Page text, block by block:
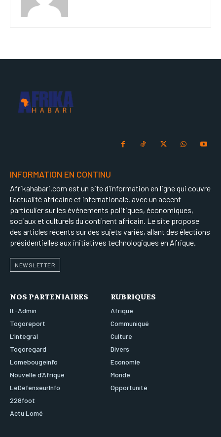
INFORMATION EN CONTINU
Afrikahabari.com est un site d'information en ligne qui couvre
l'actualité africaine et internationale, avec un accent
particulier sur les événements politiques, économiques,
sociaux et culturels du continent africain. Le site propose
des articles récents sur des sujets variés, allant des élections
présidentielles aux initiatives technologiques en Afrique.
NEWSLETTER
NOS PARTENIAIRES
It-Admin
Togoreport
L’integral
Togoregard
Lomebougeinfo
Nouvelle d’Afrique
LeDefenseurInfo
228foot
Actu Lomé
RUBRIQUES
Afrique
Communiqué
Culture
Divers
Economie
Monde
Opportunité